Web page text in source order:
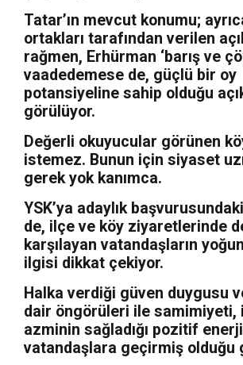
Tatar’ın mevcut konumu;
ortakları tarafından verilen
rağmen, Erhürman ‘barış ve
vaadedemese de, güçlü bir oy
potansiyeline sahip olduğu
görülüyor.
Değerli okuyucular görünen
istemez. Bunun için siyaset
gerek yok kanımca.
YSK’ya adaylık
de, ilçe ve köy ziyaretlerinde
karşılayan vatandaşların
ilgisi dikkat çekiyor.
Halka verdiği güven duygusu
dair öngörüleri ile samimiyeti,
azminin sağladığı pozitif
vatandaşlara geçirmiş olduğu